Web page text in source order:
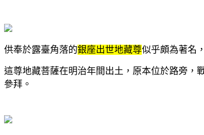
供奉於露臺角落的銀座出世地藏尊似乎頗為著名
這尊地藏菩薩在明治年間出土，原本位於路旁，
參拜。